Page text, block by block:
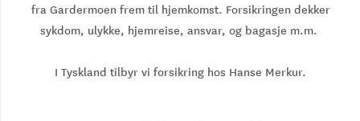
fra Gardermoen frem til hjemkomst. Forsikringen dekker
sykdom, ulykke, hjemreise, ansvar, og bagasje m.m.
I Tyskland tilbyr vi forsikring hos Hanse Merkur.